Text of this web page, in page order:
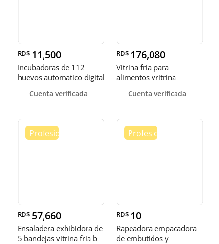
RD$ 11,500
Incubadoras de 112
huevos automatico digital
Cuenta verificada
RD$ 176,080
Vitrina fria para
alimentos vritrina
Cuenta verificada
RD$ 57,660
Ensaladera exhibidora de
5 bandejas vitrina fria b
RD$ 10
Rapeadora empacadora
de embutidos y